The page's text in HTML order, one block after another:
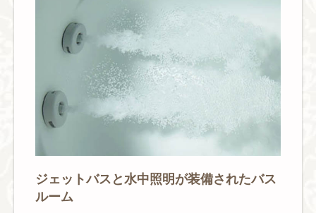
ジェットバスと水中照明が装備されたバス
ルーム